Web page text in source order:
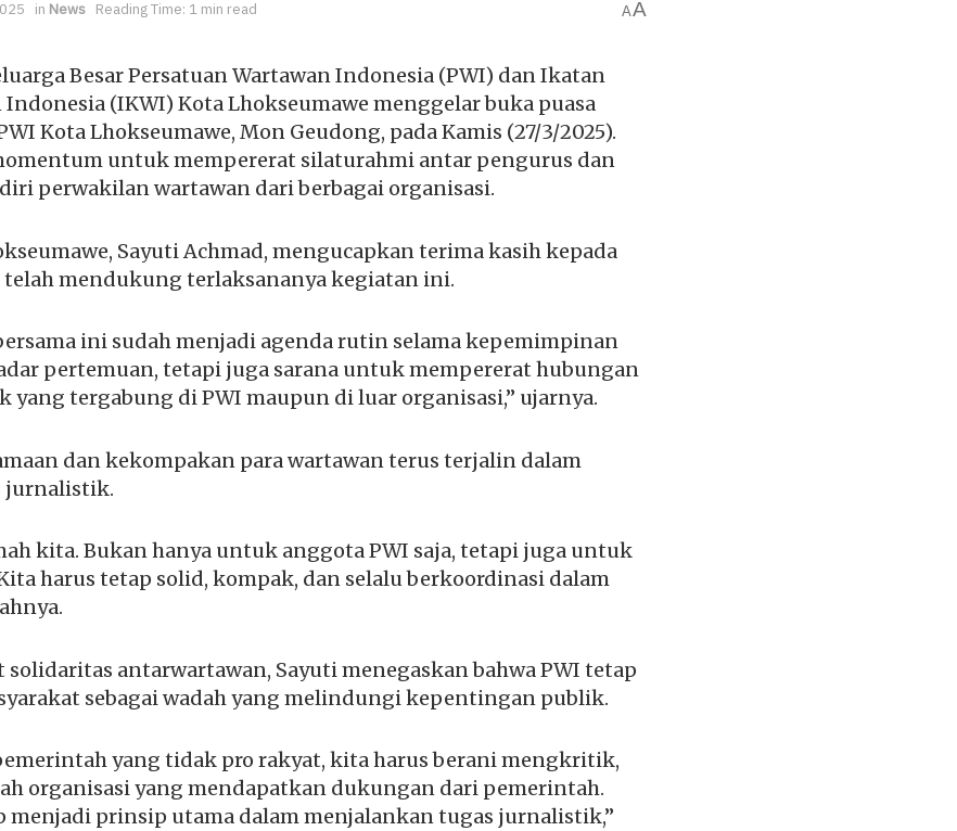
in News Reading Time: 1 min read AA
Besar Persatuan Wartawan Indonesia (PWI) dan Ikatan
(IKWI) Kota Lhokseumawe menggelar buka puasa
Kota Lhokseumawe, Mon Geudong, pada Kamis (27/3/2025).
untuk mempererat silaturahmi antar pengurus dan
perwakilan wartawan dari berbagai organisasi.
Sayuti Achmad, mengucapkan terima kasih kepada
mendukung terlaksananya kegiatan ini.
ini sudah menjadi agenda rutin selama kepemimpinan
pertemuan, tetapi juga sarana untuk mempererat hubungan
yang tergabung di PWI maupun di luar organisasi,” ujarnya.
dan kekompakan para wartawan terus terjalin dalam
jurnalistik.
kita. Bukan hanya untuk anggota PWI saja, tetapi juga untuk
harus tetap solid, kompak, dan selalu berkoordinasi dalam
antarwartawan, Sayuti menegaskan bahwa PWI tetap
sebagai wadah yang melindungi kepentingan publik.
yang tidak pro rakyat, kita harus berani mengkritik,
organisasi yang mendapatkan dukungan dari pemerintah.
menjadi prinsip utama dalam menjalankan tugas jurnalistik,”